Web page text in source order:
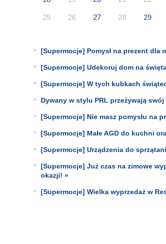
25 26 27 28 29
[Supermocje] Pomysł na prezent dla
[Supermocje] Udekoruj dom na
[Supermocje] W tych kubkach
Dywany w stylu PRL przeżywają
[Supermocje] Nie masz pomysłu na
[Supermocje] Małe AGD do kuchni
[Supermocje] Urządzenia do
[Supermocje] Już czas na zimowe
okazji! »
[Supermocje] Wielka wyprzedaż w